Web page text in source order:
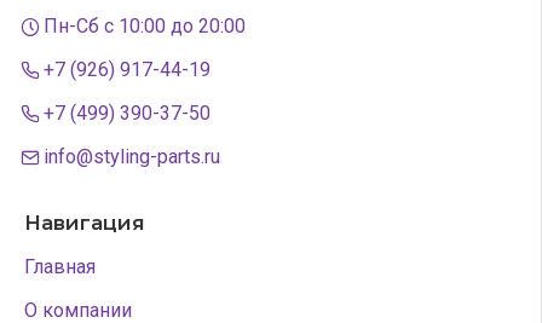
Пн-Сб с 10:00 до 20:00
+7 (926) 917-44-19
+7 (499) 390-37-50
info@styling-parts.ru
Навигация
Главная
О компании